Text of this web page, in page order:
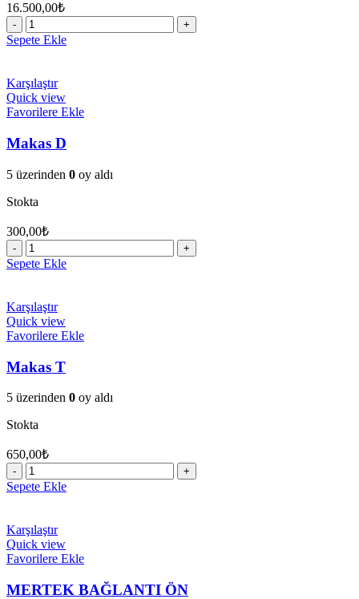
16.500,00₺
HAMAK
FUL
(
12
Parça
adet
Sepete Ekle
Karşılaştır
Quick view
Favorilere Ekle
Makas D
5 üzerinden 0 oy aldı
Stokta
300,00₺
Makas
D
Sepete Ekle
Karşılaştır
Quick view
Favorilere Ekle
Makas T
5 üzerinden 0 oy aldı
Stokta
650,00₺
Makas
T
Sepete Ekle
Karşılaştır
Quick view
Favorilere Ekle
MERTEK BAĞLANTI ÖN